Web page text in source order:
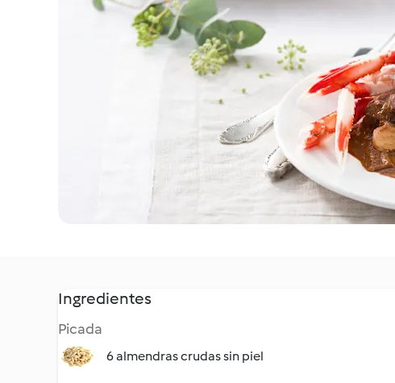
Ingredientes
Picada
6 almendras crudas sin piel